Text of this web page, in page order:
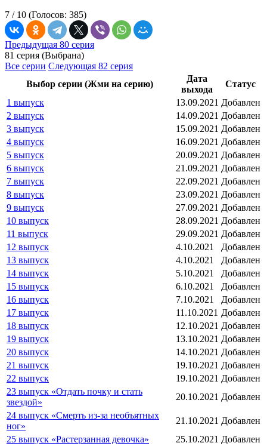
7 / 10 (Голосов: 385)
Предыдущая 80 серия
81 серия (Выбрана)
Все серии Следующая 82 серия
Выбор серии (Жми на серию)
Дата
выхода
Статус
1 выпуск
13.09.2021 Добавлен
2 выпуск
14.09.2021 Добавлен
3 выпуск
15.09.2021 Добавлен
4 выпуск
16.09.2021 Добавлен
5 выпуск
20.09.2021 Добавлен
6 выпуск
21.09.2021 Добавлен
7 выпуск
22.09.2021 Добавлен
8 выпуск
23.09.2021 Добавлен
9 выпуск
27.09.2021 Добавлен
10 выпуск
28.09.2021 Добавлен
11 выпуск
29.09.2021 Добавлен
12 выпуск
4.10.2021
Добавлен
13 выпуск
4.10.2021
Добавлен
14 выпуск
5.10.2021
Добавлен
15 выпуск
6.10.2021
Добавлен
16 выпуск
7.10.2021
Добавлен
17 выпуск
11.10.2021 Добавлен
18 выпуск
12.10.2021 Добавлен
19 выпуск
13.10.2021 Добавлен
20 выпуск
14.10.2021 Добавлен
21 выпуск
19.10.2021 Добавлен
22 выпуск
19.10.2021 Добавлен
23 выпуск «Отдать почку и стать
звездой»
20.10.2021 Добавлен
24 выпуск «Смерть из-за необъятных
ног»
21.10.2021 Добавлен
25 выпуск «Растерзанная девочка»
25.10.2021 Добавлен